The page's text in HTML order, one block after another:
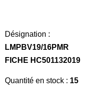
Désignation :
LMPBV19/16PMR
FICHE HC501132019
Quantité en stock : 15